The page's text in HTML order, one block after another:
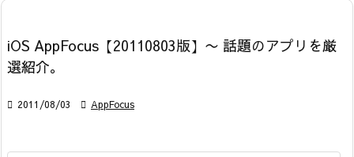
iOS AppFocus【20110803版】〜 話題のアプリを厳
選紹介。
 2011/08/03  AppFocus